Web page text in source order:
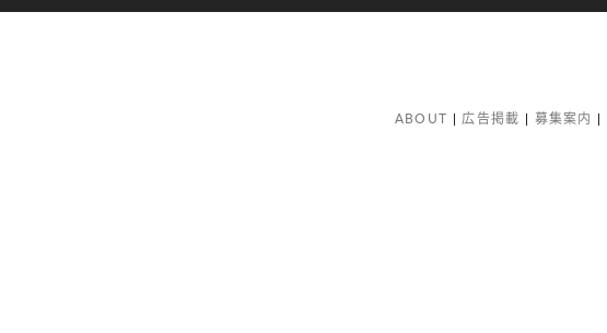
ABOUT 広告掲載 募集案内